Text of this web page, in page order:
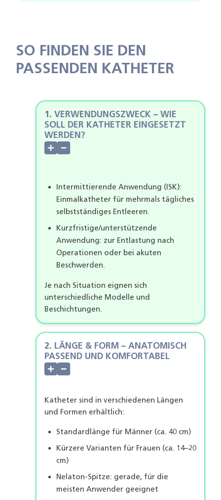
SO FINDEN SIE DEN
PASSENDEN KATHETER
1. VERWENDUNGSZWECK – WIE
SOLL DER KATHETER EINGESETZT
WERDEN?
Intermittierende Anwendung (ISK):
Einmalkatheter für mehrmals tägliches
selbstständiges Entleeren.
Kurzfristige/unterstützende
Anwendung: zur Entlastung nach
Operationen oder bei akuten
Beschwerden.
Je nach Situation eignen sich
unterschiedliche Modelle und
Beschichtungen.
2. LÄNGE & FORM – ANATOMISCH
PASSEND UND KOMFORTABEL
Katheter sind in verschiedenen Längen
und Formen erhältlich:
Standardlänge für Männer (ca. 40 cm)
Kürzere Varianten für Frauen (ca. 14–20
cm)
Nelaton-Spitze: gerade, für die
meisten Anwender geeignet